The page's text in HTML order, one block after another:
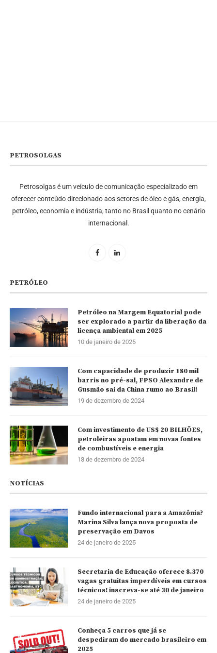
PETROSOLGAS
Petrosolgas é um veículo de comunicação especializado em
oferecer conteúdo direcionado aos setores de óleo e gás, energia,
petróleo, economia e indústria, tanto no Brasil quanto no cenário
internacional.
PETRÓLEO
Petróleo na Margem Equatorial pode
ser explorado a partir da liberação da
licença ambiental em 2025
10 de janeiro de 2025
Com capacidade de produzir 180 mil
barris no pré-sal, FPSO Alexandre de
Gusmão sai da China rumo ao Brasil!
19 de dezembro de 2024
Com investimento de US$ 20 BILHÕES,
petroleiras apostam em novas fontes
de combustíveis e energia
18 de dezembro de 2024
NOTÍCIAS
Fundo internacional para a Amazônia?
Marina Silva lança nova proposta de
preservação em Davos
24 de janeiro de 2025
Secretaria de Educação oferece 8.370
vagas gratuitas imperdíveis em cursos
técnicos! inscreva-se até 30 de janeiro
24 de janeiro de 2025
Conheça 5 carros que já se
despediram do mercado brasileiro em
2025